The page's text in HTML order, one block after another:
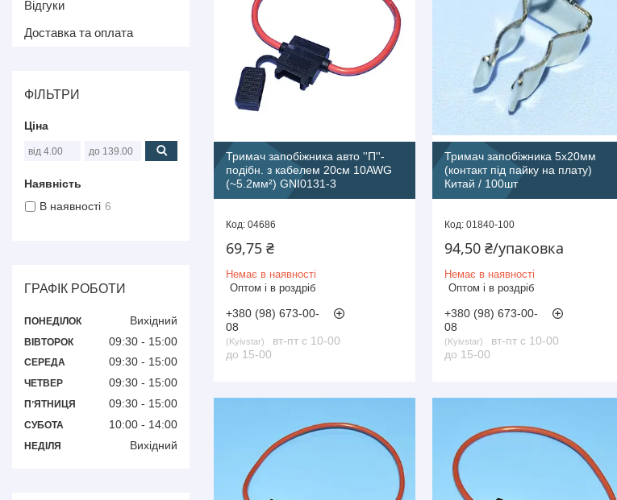
Тримач запобіжника авто ''П''-
подібн. з кабелем 20см 10AWG
(~5.2мм²) GNI0131-3
04686
69,75 ₴
Немає в наявності
Оптом і в роздріб
+380 (98) 673-00-
08
Kyivstar
вт-пт с 10-00
до 15-00
Тримач запобіжника 5х20мм
(контакт під пайку на плату)
Китай / 100шт
01840-100
94,50 ₴/упаковка
Немає в наявності
Оптом і в роздріб
+380 (98) 673-00-
08
Kyivstar
вт-пт с 10-00
до 15-00
Відгуки
Доставка та оплата
ФІЛЬТРИ
Ціна
Наявність
В наявності 6
ГРАФІК РОБОТИ
ПОНЕДІЛОК Вихідний
ВІВТОРОК 09:30 15:00
СЕРЕДА 09:30 15:00
ЧЕТВЕР 09:30 15:00
ПʼЯТНИЦЯ 09:30 15:00
СУБОТА 10:00 14:00
НЕДІЛЯ Вихідний